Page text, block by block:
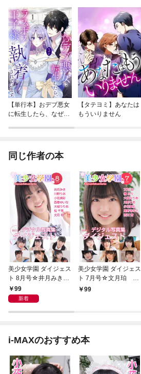
【単行本】おデブ悪女
に転生したら、なぜか
【タテヨミ】あなたは
もういりません
同じ作者の本
美少女学園 ダイジェス
ト 8月号☆井月みき
川野りあ 小花真彩
西巻ゆいな 大城りり
99
新着
美少女学園 ダイジェス
ト 7月号☆文月珀 椿
みり 大城りりあ 川
99
i-MAXのおすすめ本